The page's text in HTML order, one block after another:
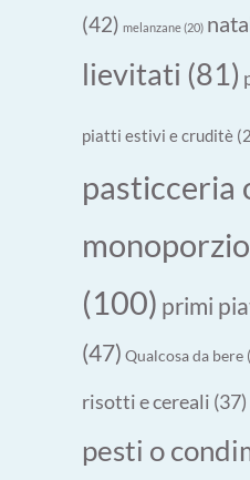
(42) melanzane(20)
lievitati (81)
piatti estivi e cruditè
pasticceria
(100) primi
(47) Qualcosa da bere
risotti e cereali (37)
pesti o